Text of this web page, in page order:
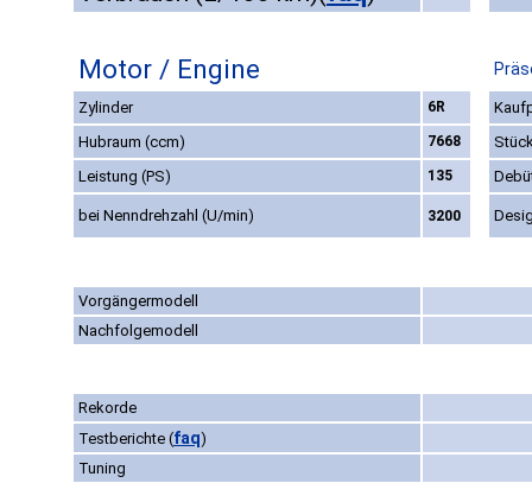
Motor / Engine
Zylinder 6R
Hubraum (ccm)
7668
Leistung (PS)
135
bei Nenndrehzahl (U/min) 3200
Vorgängermodell
Nachfolgemodell
Rekorde
Testberichte (faq)
Tuning